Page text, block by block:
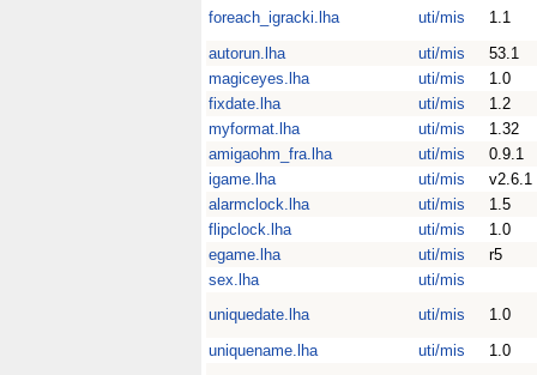
foreach_igracki.lha uti/mis
1.1
autorun.lha
uti/mis
53.1
magiceyes.lha
uti/mis
1.0
fixdate.lha
uti/mis
1.2
myformat.lha
uti/mis
1.32
amigaohm_fra.lha
uti/mis
0.9.1
igame.lha
uti/mis
v2.6.1
alarmclock.lha
uti/mis
1.5
flipclock.lha
uti/mis
1.0
egame.lha
uti/mis
r5
sex.lha
uti/mis
uniquedate.lha
uti/mis
1.0
uniquename.lha
uti/mis
1.0